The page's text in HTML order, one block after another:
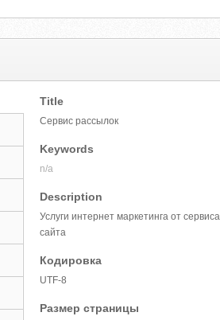
Title
Сервис рассылок
Keywords
n/a
Description
Услуги интернет маркетинга от
сайта
Кодировка
UTF-8
Размер страницы